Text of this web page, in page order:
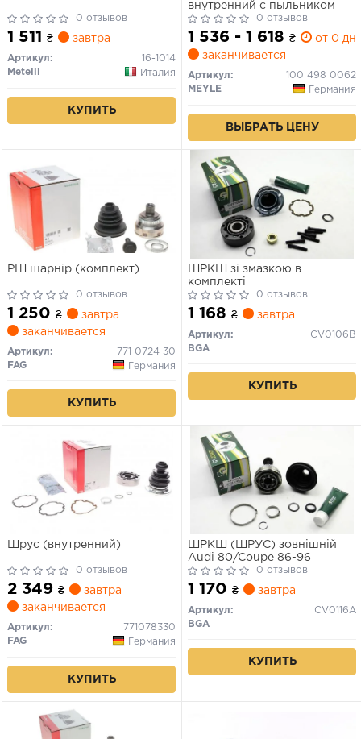
0 отзывов
1 511 ₴ завтра
Артикул:
16-1014
Metelli
Италия
КУПИТЬ
внутренний с пыльником
0 отзывов
1 536 - 1 618 ₴
от 0 дн.
заканчивается
Артикул:
100 498 0062
MEYLE
Германия
ВЫБРАТЬ ЦЕНУ
РШ шарнір (комплект)
0 отзывов
1 250 ₴
завтра
заканчивается
Артикул:
771 0724 30
FAG
Германия
КУПИТЬ
ШРКШ зі змазкою в
комплекті
0 отзывов
1 168 ₴ завтра
Артикул:
CV0106B
BGA
КУПИТЬ
Шрус (внутренний)
0 отзывов
2 349 ₴
завтра
заканчивается
Артикул:
771078330
FAG
Германия
КУПИТЬ
ШРКШ (ШРУС) зовнішній
Audi 80/Coupe 86-96
0 отзывов
1 170 ₴ завтра
Артикул:
CV0116A
BGA
КУПИТЬ